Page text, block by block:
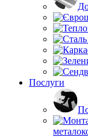
Послуги